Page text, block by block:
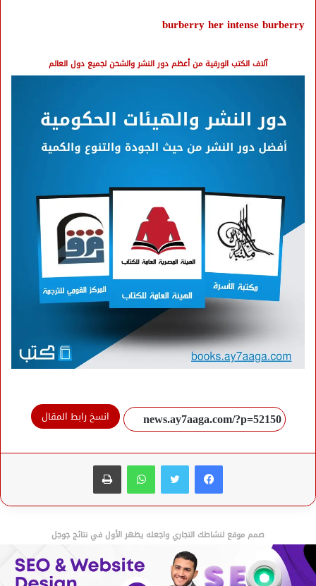
burberry her intense burberry
آلاف الكتب الورقية من أعظم دور النشر والشحن لجميع دول العالم
انسخ رابط المقال
فيسبوك واتساب
صمم موقع لنشاطك التجاري واجعله يظهر الأول في نتائج جوجل